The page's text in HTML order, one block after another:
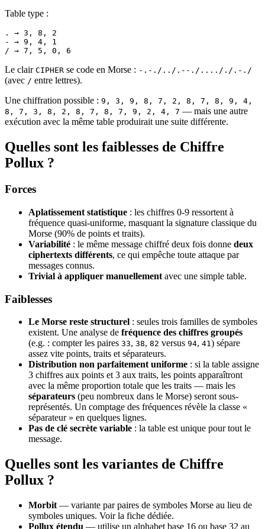
Table type :
. → 3, 8, 2
- → 9, 4, 1
/ → 7, 5, 0, 6
Le clair CIPHER se code en Morse : -.-./../.--./...././.-./
(avec / entre lettres).
Une chiffration possible : 9, 3, 9, 8, 7, 2, 8, 7, 8, 9, 4,
8, 7, 3, 8, 2, 8, 7, 8, 7, 9, 2, 4, 7 — mais une autre
exécution avec la même table produirait une suite différente.
Quelles sont les faiblesses de Chiffre
Pollux ?
Forces
Aplatissement statistique : les chiffres 0-9 ressortent à
fréquence quasi-uniforme, masquant la signature classique du
Morse (90% de points et traits).
Variabilité : le même message chiffré deux fois donne deux
ciphertexts différents, ce qui empêche toute attaque par
messages connus.
Trivial à appliquer manuellement avec une simple table.
Faiblesses
Le Morse reste structurel : seules trois familles de symboles
existent. Une analyse de fréquence des chiffres groupés
(e.g. : compter les paires 33, 38, 82 versus 94, 41) sépare
assez vite points, traits et séparateurs.
Distribution non parfaitement uniforme : si la table assigne
3 chiffres aux points et 3 aux traits, les points apparaîtront
avec la même proportion totale que les traits — mais les
séparateurs (peu nombreux dans le Morse) seront sous-
représentés. Un comptage des fréquences révèle la classe «
séparateur » en quelques lignes.
Pas de clé secrète variable : la table est unique pour tout le
message.
Quelles sont les variantes de Chiffre
Pollux ?
Morbit — variante par paires de symboles Morse au lieu de
symboles uniques. Voir la fiche dédiée.
Pollux étendu — utilise un alphabet base 16 ou base 32 au